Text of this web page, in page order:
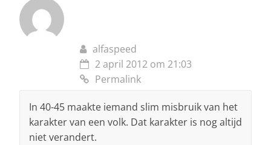
alfaspeed
2 april 2012 om 21:03
Permalink
In 40-45 maakte iemand slim misbruik van het
karakter van een volk. Dat karakter is nog altijd
niet verandert.